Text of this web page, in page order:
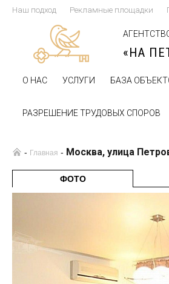
Наш подход Рекламные площадки
«НА
О НАС УСЛУГИ БАЗА
РАЗРЕШЕНИЕ ТРУДОВЫХ СПОРОВ
- Главная - Москва, улица
ФОТО